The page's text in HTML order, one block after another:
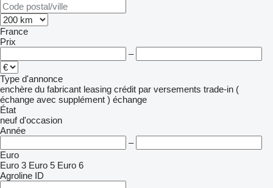
France
Prix
–
Type d'annonce
enchère du fabricant leasing crédit par versements trade-in (
échange avec supplément ) échange
État
neuf d'occasion
Année
–
Euro
Euro 3 Euro 5 Euro 6
Agroline ID